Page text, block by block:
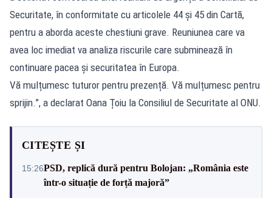
Securitate, în conformitate cu articolele 44 și 45 din Cartă,
pentru a aborda aceste chestiuni grave. Reuniunea care va
avea loc imediat va analiza riscurile care subminează în
continuare pacea și securitatea în Europa.
Vă mulțumesc tuturor pentru prezență. Vă mulțumesc pentru
sprijin.”, a declarat Oana Țoiu la Consiliul de Securitate al ONU.
CITEȘTE ȘI
15:26PSD, replică dură pentru Bolojan: „România este
într-o situație de forță majoră”